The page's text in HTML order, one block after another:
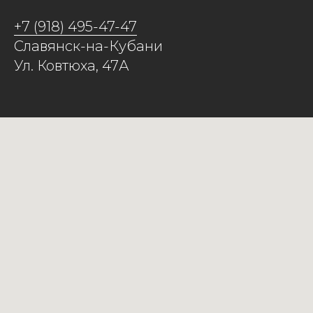
+7 (918) 495-47-47
Славянск-на-Кубани
Ул. Ковтюха, 47А